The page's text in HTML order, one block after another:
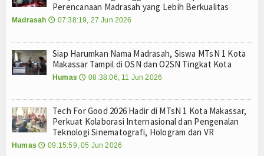
Bimbingan Konseling
Multi Media
Video
Gallery
Layanan
Perencanaan Madrasah yang Lebih Berkualitas
Madrasah 🕔 07:38:19, 27 Jun 2026
Siap Harumkan Nama Madrasah, Siswa MTsN 1 Kota
Makassar Tampil di OSN dan O2SN Tingkat Kota
Humas 🕔 08:38:06, 11 Jun 2026
Tech For Good 2026 Hadir di MTsN 1 Kota Makassar,
Perkuat Kolaborasi Internasional dan Pengenalan
Teknologi Sinematografi, Hologram dan VR
Humas 🕔 09:15:59, 05 Jun 2026